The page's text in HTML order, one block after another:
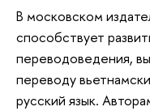
В московском
способствует
переводоведения,
переводу
русский язык.